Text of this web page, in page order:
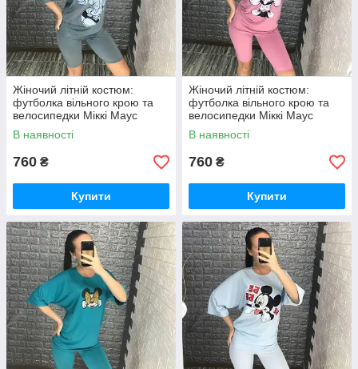
Жіночий літній костюм:
футболка вільного крою та
велосипедки Міккі Маус
В наявності
760 ₴
Купити
Жіночий літній костюм:
футболка вільного крою та
велосипедки Міккі Маус
В наявності
760 ₴
Купити